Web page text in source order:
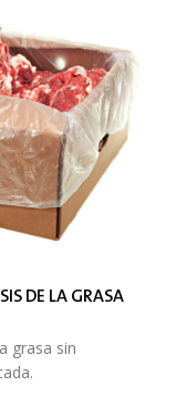
DE LA GRASA
grasa sin